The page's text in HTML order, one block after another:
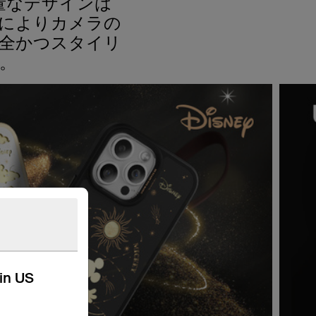
US
よりカメラの
かつスタイリ